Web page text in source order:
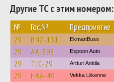
Другие ТС с этим номером:
№ Гос.№ Предприятие
29 BNZ-131 EkmanBuss
29 AA-398 Espoon Auto
29 TJC-29 Artturi Anttila
29 HAA-49 Vekka Liikenne